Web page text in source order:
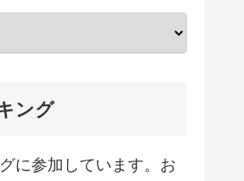
ング
に参加しています。お